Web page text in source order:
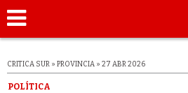
CRITICA SUR » PROVINCIA » 27 ABR 2026
POLÍTICA